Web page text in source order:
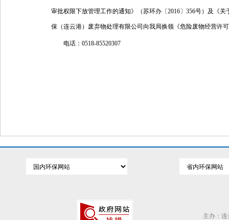
审批权限下放管理工作的通知》（苏环办〔2016〕356号）及《
保（连云港）废弃物处理有限公司向我局换领《危险废物经营许
电话：0518-85520307
主办：